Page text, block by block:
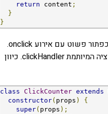
return content ;
}
}
אבל הפונקציה clickHandler לא ממש תעבוד בלי שמישהו יקרא לה. מי יקרא לה? כפתור פשוט עם אירוע onclick.
כן, כן. נכון שחשבתם שזה יותר מסובך? נוסיף את הכפתור וב-onclick נקרא לפונקציה המיותמת clickHandler. כיוון
class ClickCounter extends
constructor( props )
{
super( props );